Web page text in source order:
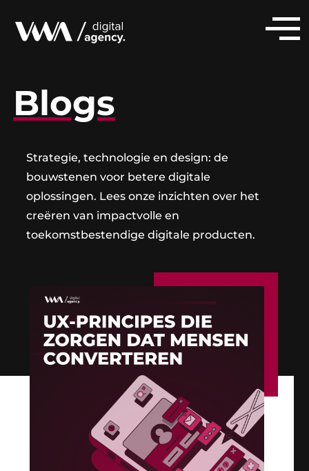
Blogs
Strategie, technologie en design: de
bouwstenen voor betere digitale
oplossingen. Lees onze inzichten over het
creëren van impactvolle en
toekomstbestendige digitale producten.